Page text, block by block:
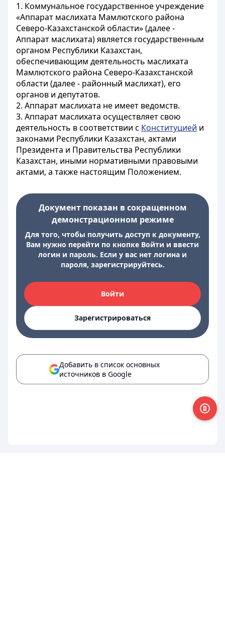
1. Коммунальное государственное учреждение
«Аппарат маслихата Мамлютского района
Северо-Казахстанской области» (далее -
Аппарат маслихата) является государственным
органом Республики Казахстан,
обеспечивающим деятельность маслихата
Мамлютского района Северо-Казахстанской
области (далее - районный маслихат), его
органов и депутатов.
2. Аппарат маслихата не имеет ведомств.
3. Аппарат маслихата осуществляет свою
деятельность в соответствии с Конституцией и
законами Республики Казахстан, актами
Президента и Правительства Республики
Казахстан, иными нормативными правовыми
актами, а также настоящим Положением.
Документ показан в сокращенном
демонстрационном режиме
Для того, чтобы получить доступ к документу,
Вам нужно перейти по кнопке Войти и ввести
логин и пароль. Если у вас нет логина и
пароля, зарегистрируйтесь.
Войти
Зарегистрироваться
Добавить в список основных
источников в Google